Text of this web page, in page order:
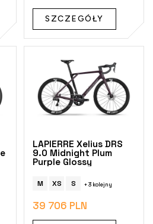
SZCZEGÓŁY
LAPIERRE Xelius DRS
9.0 Midnight Plum
Purple Glossy
M XS S + 3 kolejny
39 706 PLN